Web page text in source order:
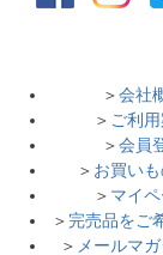
＞会社
＞ ご利
＞会員
＞ お買い
＞ マイ
＞ 完売品をご
＞ メールマ